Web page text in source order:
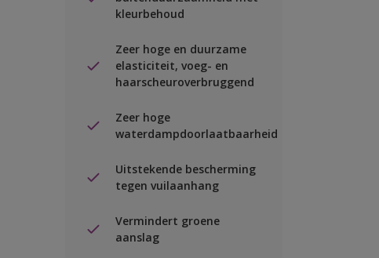
kleurbehoud
Zeer hoge en duurzame
elasticiteit, voeg- en
haarscheuroverbruggend
Zeer hoge
waterdampdoorlaatbaarheid
Uitstekende bescherming
tegen vuilaanhang
Vermindert groene
aanslag